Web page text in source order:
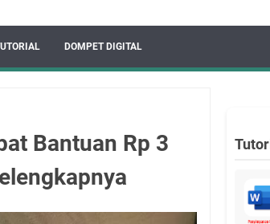
DOMPET DIGITAL
Bantuan Rp 3